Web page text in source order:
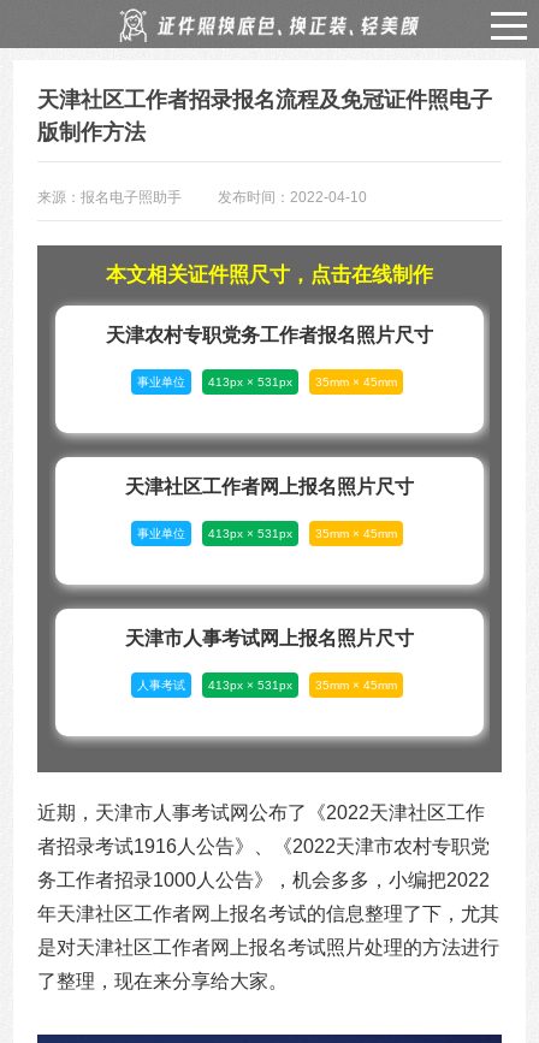
天津社区工作者招录报名流程及免冠证件照电子
版制作方法
来源：报名电子照助手 发布时间：2022-04-10
本文相关证件照尺寸，点击在线制作
天津农村专职党务工作者报名照片尺寸
事业单位 413px × 531px 35mm × 45mm
天津社区工作者网上报名照片尺寸
事业单位 413px × 531px 35mm × 45mm
天津市人事考试网上报名照片尺寸
人事考试 413px × 531px 35mm × 45mm
近期，天津市人事考试网公布了《2022天津社区工作
者招录考试1916人公告》、《2022天津市农村专职党
务工作者招录1000人公告》，机会多多，小编把2022
年天津社区工作者网上报名考试的信息整理了下，尤其
是对天津社区工作者网上报名考试照片处理的方法进行
了整理，现在来分享给大家。